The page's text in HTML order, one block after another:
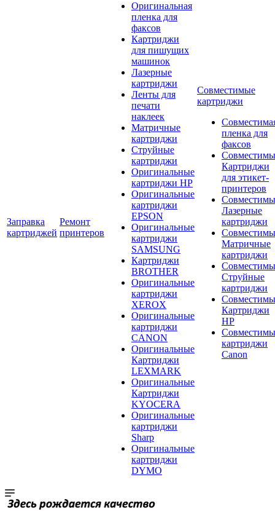
Заправка
картриджей
Ремонт
принтеров
Оригинальная
пленка для
факсов
Картриджи
для пишущих
машинок
Лазерные
картриджи
Ленты для
печати
наклеек
Матричные
картриджи
Струйные
картриджи
Оригинальные
картриджи HP
Оригинальные
картриджи
EPSON
Оригинальные
картриджи
SAMSUNG
Картриджи
BROTHER
Оригинальные
картриджи
XEROX
Оригинальные
картриджи
CANON
Оригинальные
Картриджи
LEXMARK
Оригинальные
Картриджи
KYOCERA
Оригинальные
картриджи
Sharp
Оригинальные
картриджи
DYMO
Совместимые
картриджи
пленка для
факсов
Картриджи
для этикет-
принтеров
Лазерные
картриджи
Матричные
картриджи
Струйные
картриджи
Картриджи
HP
картриджи
Canon